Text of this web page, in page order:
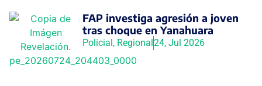
FAP investiga agresión a joven
tras choque en Yanahuara
Policial, Regional24, Jul 2026